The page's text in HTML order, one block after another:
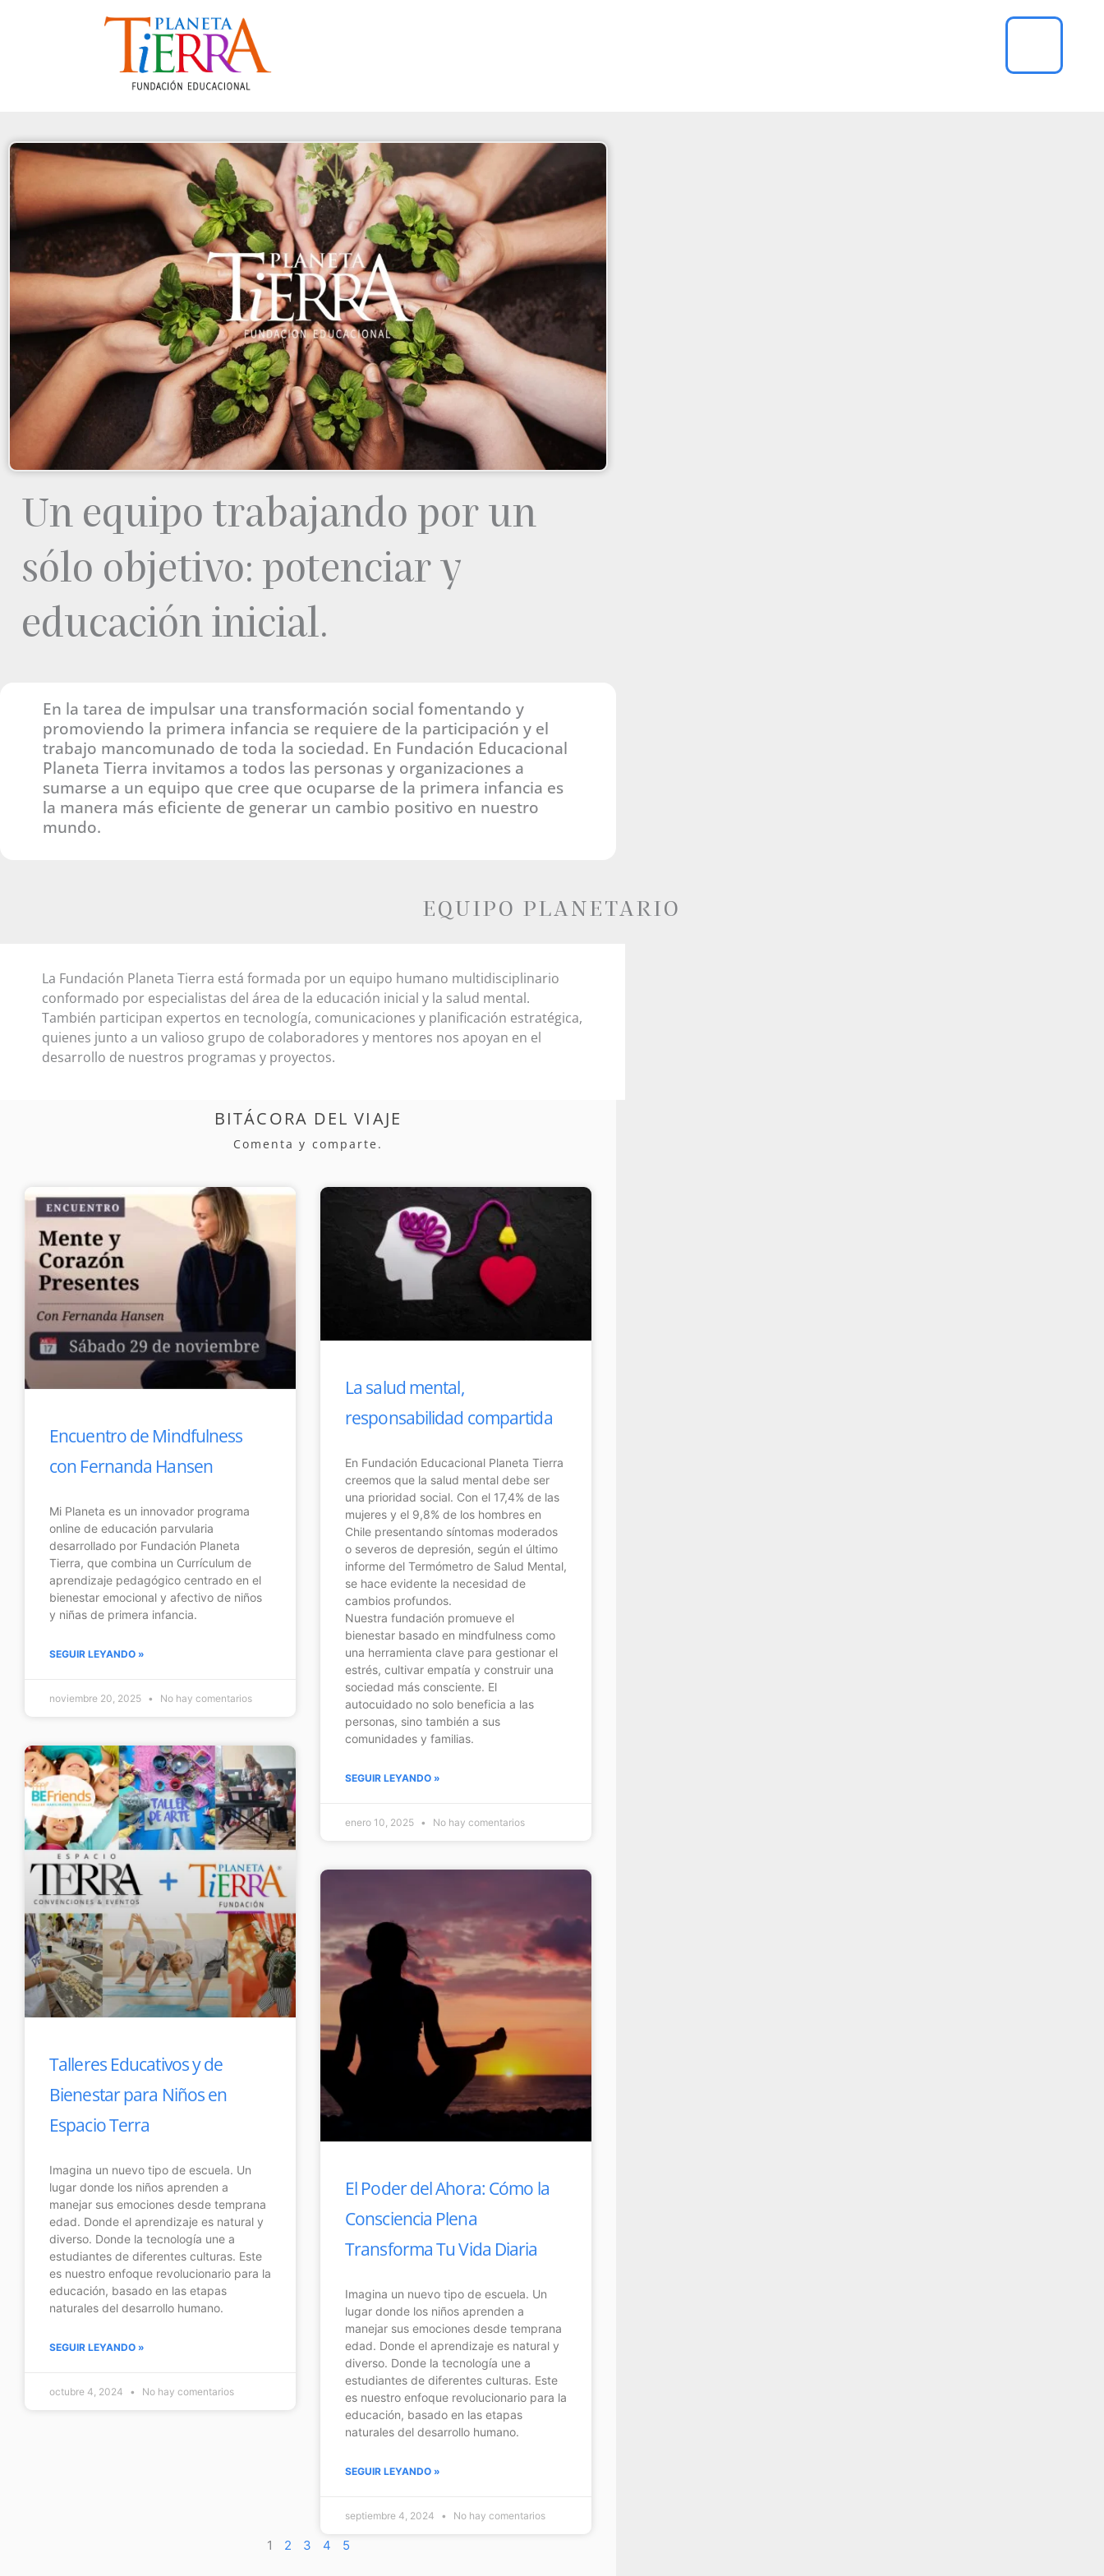
Un equipo trabajando por un
sólo objetivo: potenciar y
educación inicial.
En la tarea de impulsar una transformación social fomentando y
promoviendo la primera infancia se requiere de la participación y el
trabajo mancomunado de toda la sociedad. En Fundación Educacional
Planeta Tierra invitamos a todos las personas y organizaciones a
sumarse a un equipo que cree que ocuparse de la primera infancia es
la manera más eficiente de generar un cambio positivo en nuestro
mundo.
EQUIPO PLANETARIO
La Fundación Planeta Tierra está formada por un equipo humano multidisciplinario
conformado por especialistas del área de la educación inicial y la salud mental.
También participan expertos en tecnología, comunicaciones y planificación estratégica,
quienes junto a un valioso grupo de colaboradores y mentores nos apoyan en el
desarrollo de nuestros programas y proyectos.
BITÁCORA DEL VIAJE
Comenta y comparte.
Encuentro de Mindfulness
con Fernanda Hansen
Mi Planeta es un innovador programa
online de educación parvularia
desarrollado por Fundación Planeta
Tierra, que combina un Currículum de
aprendizaje pedagógico centrado en el
bienestar emocional y afectivo de niños
y niñas de primera infancia.
SEGUIR LEYANDO »
noviembre 20, 2025 No hay comentarios
La salud mental,
responsabilidad compartida
En Fundación Educacional Planeta Tierra
creemos que la salud mental debe ser
una prioridad social. Con el 17,4% de las
mujeres y el 9,8% de los hombres en
Chile presentando síntomas moderados
o severos de depresión, según el último
informe del Termómetro de Salud Mental,
se hace evidente la necesidad de
cambios profundos.
Nuestra fundación promueve el
bienestar basado en mindfulness como
una herramienta clave para gestionar el
estrés, cultivar empatía y construir una
sociedad más consciente. El
autocuidado no solo beneficia a las
personas, sino también a sus
comunidades y familias.
SEGUIR LEYANDO »
enero 10, 2025 No hay comentarios
Talleres Educativos y de
Bienestar para Niños en
Espacio Terra
Imagina un nuevo tipo de escuela. Un
lugar donde los niños aprenden a
manejar sus emociones desde temprana
edad. Donde el aprendizaje es natural y
diverso. Donde la tecnología une a
estudiantes de diferentes culturas. Este
es nuestro enfoque revolucionario para la
educación, basado en las etapas
naturales del desarrollo humano.
SEGUIR LEYANDO »
octubre 4, 2024 No hay comentarios
El Poder del Ahora: Cómo la
Consciencia Plena
Transforma Tu Vida Diaria
Imagina un nuevo tipo de escuela. Un
lugar donde los niños aprenden a
manejar sus emociones desde temprana
edad. Donde el aprendizaje es natural y
diverso. Donde la tecnología une a
estudiantes de diferentes culturas. Este
es nuestro enfoque revolucionario para la
educación, basado en las etapas
naturales del desarrollo humano.
SEGUIR LEYANDO »
septiembre 4, 2024 No hay comentarios
1 2 3 4 5